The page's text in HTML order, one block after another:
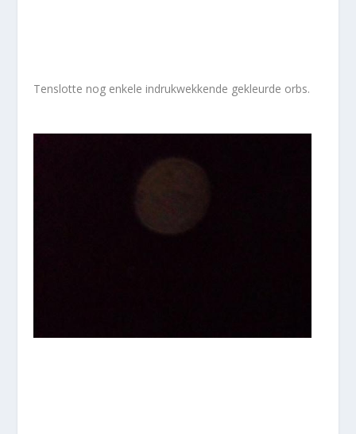
Tenslotte nog enkele indrukwekkende gekleurde orbs.